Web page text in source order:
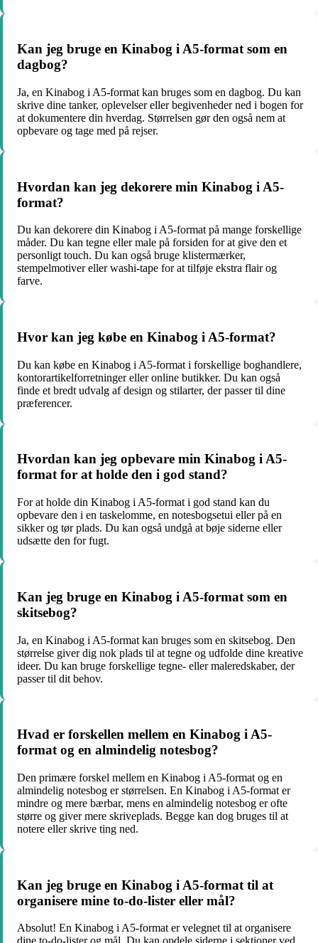
Kan jeg bruge en Kinabog i A5-format som en
dagbog?
Ja, en Kinabog i A5-format kan bruges som en dagbog. Du kan
skrive dine tanker, oplevelser eller begivenheder ned i bogen for
at dokumentere din hverdag. Størrelsen gør den også nem at
opbevare og tage med på rejser.
Hvordan kan jeg dekorere min Kinabog i A5-
format?
Du kan dekorere din Kinabog i A5-format på mange forskellige
måder. Du kan tegne eller male på forsiden for at give den et
personligt touch. Du kan også bruge klistermærker,
stempelmotiver eller washi-tape for at tilføje ekstra flair og
farve.
Hvor kan jeg købe en Kinabog i A5-format?
Du kan købe en Kinabog i A5-format i forskellige boghandlere,
kontorartikelforretninger eller online butikker. Du kan også
finde et bredt udvalg af design og stilarter, der passer til dine
præferencer.
Hvordan kan jeg opbevare min Kinabog i A5-
format for at holde den i god stand?
For at holde din Kinabog i A5-format i god stand kan du
opbevare den i en taskelomme, en notesbogsetui eller på en
sikker og tør plads. Du kan også undgå at bøje siderne eller
udsætte den for fugt.
Kan jeg bruge en Kinabog i A5-format som en
skitsebog?
Ja, en Kinabog i A5-format kan bruges som en skitsebog. Den
størrelse giver dig nok plads til at tegne og udfolde dine kreative
ideer. Du kan bruge forskellige tegne- eller maleredskaber, der
passer til dit behov.
Hvad er forskellen mellem en Kinabog i A5-
format og en almindelig notesbog?
Den primære forskel mellem en Kinabog i A5-format og en
almindelig notesbog er størrelsen. En Kinabog i A5-format er
mindre og mere bærbar, mens en almindelig notesbog er ofte
større og giver mere skriveplads. Begge kan dog bruges til at
notere eller skrive ting ned.
Kan jeg bruge en Kinabog i A5-format til at
organisere mine to-do-lister eller mål?
Absolut! En Kinabog i A5-format er velegnet til at organisere